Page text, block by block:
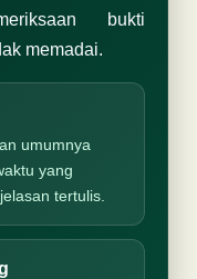
bukti
memadai.
umumnya
yang
tertulis.